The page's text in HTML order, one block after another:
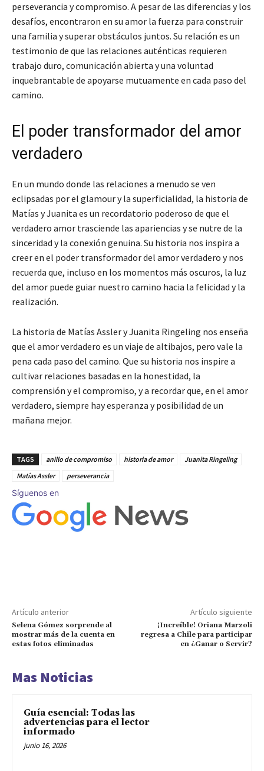
perseverancia y compromiso. A pesar de las diferencias y los
desafíos, encontraron en su amor la fuerza para construir
una familia y superar obstáculos juntos. Su relación es un
testimonio de que las relaciones auténticas requieren
trabajo duro, comunicación abierta y una voluntad
inquebrantable de apoyarse mutuamente en cada paso del
camino.
El poder transformador del amor
verdadero
En un mundo donde las relaciones a menudo se ven
eclipsadas por el glamour y la superficialidad, la historia de
Matías y Juanita es un recordatorio poderoso de que el
verdadero amor trasciende las apariencias y se nutre de la
sinceridad y la conexión genuina. Su historia nos inspira a
creer en el poder transformador del amor verdadero y nos
recuerda que, incluso en los momentos más oscuros, la luz
del amor puede guiar nuestro camino hacia la felicidad y la
realización.
La historia de Matías Assler y Juanita Ringeling nos enseña
que el amor verdadero es un viaje de altibajos, pero vale la
pena cada paso del camino. Que su historia nos inspire a
cultivar relaciones basadas en la honestidad, la
comprensión y el compromiso, y a recordar que, en el amor
verdadero, siempre hay esperanza y posibilidad de un
mañana mejor.
TAGS anillo de compromiso historia de amor
Juanita Ringeling
Matías Assler
perseverancia
Síguenos en
Artículo anterior
Selena Gómez sorprende al
mostrar más de la cuenta en
estas fotos eliminadas
Artículo siguiente
¡Increíble! Oriana Marzoli
regresa a Chile para participar
en ¿Ganar o Servir?
Mas Noticias
Guía esencial: Todas las
advertencias para el lector
informado
junio 16, 2026